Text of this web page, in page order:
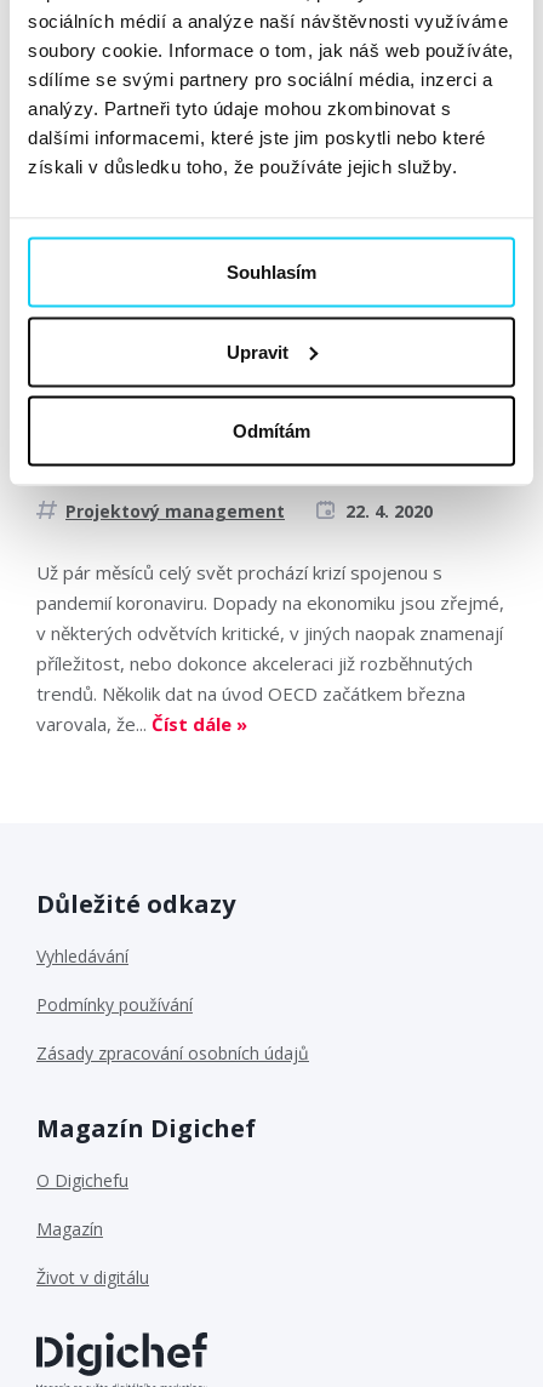
sociálních médií a analýze naší návštěvnosti využíváme
soubory cookie. Informace o tom, jak náš web používáte,
sdílíme se svými partnery pro sociální média, inzerci a
analýzy. Partneři tyto údaje mohou zkombinovat s
dalšími informacemi, které jste jim poskytli nebo které
získali v důsledku toho, že používáte jejich služby.
Souhlasím
Upravit
Odmítám
24. 4. 2020
Uběhly skoro dva měsíce od doby, co se social media
manažeři museli nedobrovolně zapojit do koronavirové
výzvy. Svět se mění z hodiny na hodinu a sociální sítě s
jakým způsobem...Číst dále »
Projektový management 22. 4. 2020
Už pár měsíců celý svět prochází krizí spojenou s
pandemií koronaviru. Dopady na ekonomiku jsou zřejmé,
v některých odvětvích kritické, v jiných naopak znamenají
příležitost, nebo dokonce akceleraci již rozběhnutých
trendů. Několik dat na úvod OECD začátkem března
varovala, že... Číst dále »
Důležité odkazy
Vyhledávání
Podmínky používání
Zásady zpracování osobních údajů
Magazín Digichef
O Digichefu
Magazín
Život v digitálu